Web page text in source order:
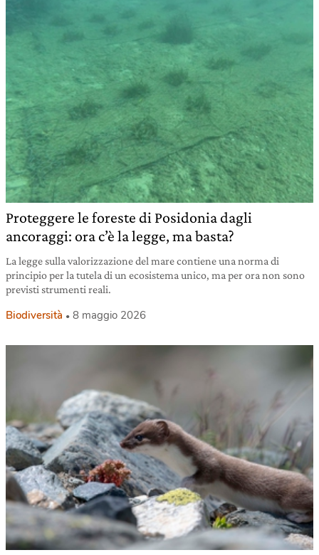
Proteggere le foreste di Posidonia dagli
ancoraggi: ora c’è la legge, ma basta?
La legge sulla valorizzazione del mare contiene una norma di
principio per la tutela di un ecosistema unico, ma per ora non sono
previsti strumenti reali.
Biodiversità 8 maggio 2026